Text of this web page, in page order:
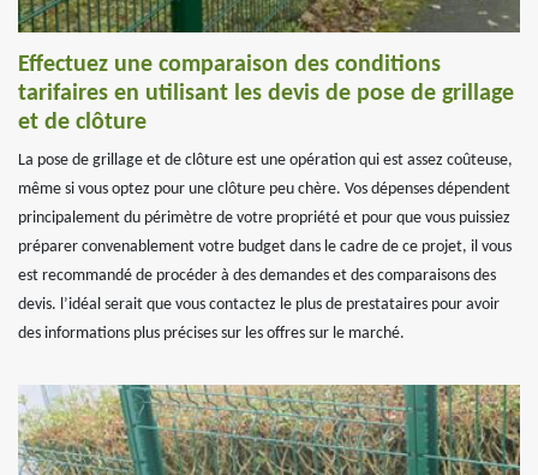
Effectuez une comparaison des conditions
tarifaires en utilisant les devis de pose de grillage
et de clôture
La pose de grillage et de clôture est une opération qui est assez coûteuse,
même si vous optez pour une clôture peu chère. Vos dépenses dépendent
principalement du périmètre de votre propriété et pour que vous puissiez
préparer convenablement votre budget dans le cadre de ce projet, il vous
est recommandé de procéder à des demandes et des comparaisons des
devis. l’idéal serait que vous contactez le plus de prestataires pour avoir
des informations plus précises sur les offres sur le marché.